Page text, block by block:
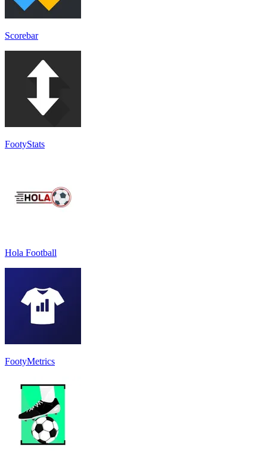
Scorebar
FootyStats
Hola Football
FootyMetrics